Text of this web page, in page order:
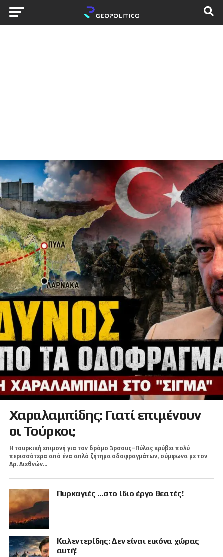
Χαραλαμπίδης: Γιατί επιμένουν
οι Τούρκοι;
Η τουρκική επιμονή για τον δρόμο Άρσους–Πύλας κρύβει πολύ
περισσότερα από ένα απλό ζήτημα οδοφραγμάτων, σύμφωνα με τον
Δρ. Διεθνών...
Πυρκαγιές …στο ίδιο έργο θεατές!
Καλεντερίδης: Δεν είναι εικόνα χώρας
αυτή!